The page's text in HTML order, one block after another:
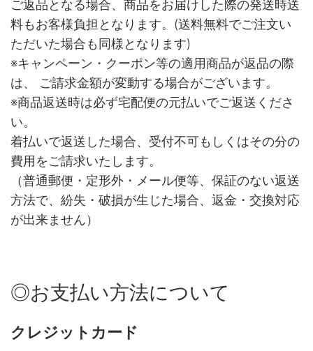
ご返品となる場合、商品をお届けした際の発送時送
料もお客様負担となります。(送料無料でご注文い
ただいた場合も同様となります)
※キャンペーン・クーポン等の適用商品が返品の際
は、 ご請求金額が変動する場合がございます。
※商品返送時は必ず宅配便の元払いでご返送くださ
い。
着払いで返送した場合、受付不可もしくはその分の
費用をご請求いたします。
（普通郵便・定形外・メール便等、保証のない返送
方法で、紛失・破損が生じた場合、返金・交換対応
が出来ません）
◎お支払い方法について
クレジットカード